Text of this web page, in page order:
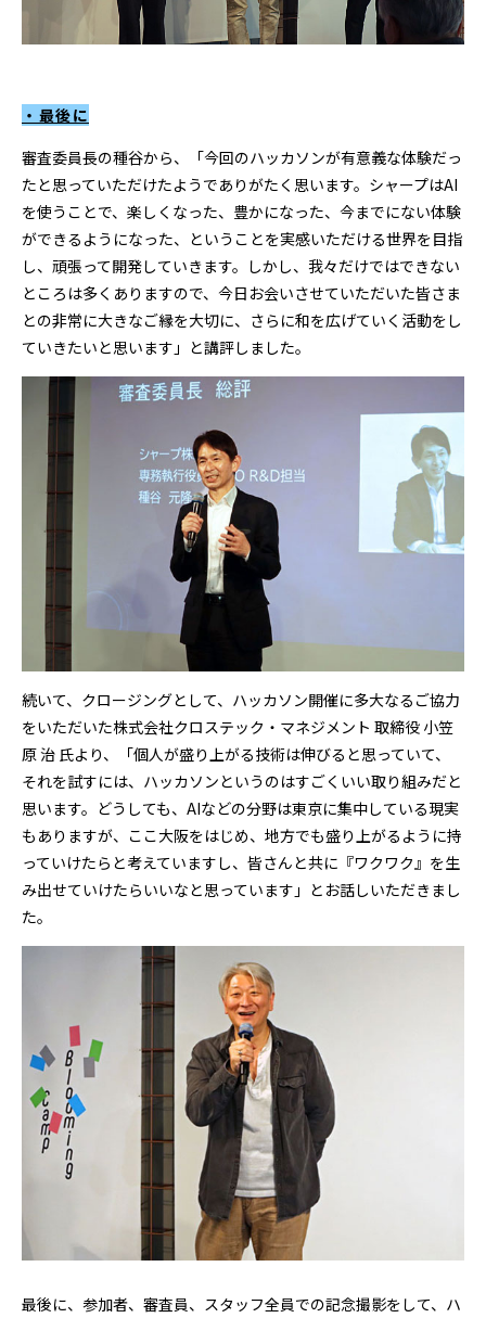
・最後に
審査委員長の種谷から、「今回のハッカソンが有意義な体験だっ
たと思っていただけたようでありがたく思います。シャープはAI
を使うことで、楽しくなった、豊かになった、今までにない体験
ができるようになった、ということを実感いただける世界を目指
し、頑張って開発していきます。しかし、我々だけではできない
ところは多くありますので、今日お会いさせていただいた皆さま
との非常に大きなご縁を大切に、さらに和を広げていく活動をし
ていきたいと思います」と講評しました。
続いて、クロージングとして、ハッカソン開催に多大なるご協力
をいただいた株式会社クロステック・マネジメント 取締役 小笠
原 治 氏より、「個人が盛り上がる技術は伸びると思っていて、
それを試すには、ハッカソンというのはすごくいい取り組みだと
思います。どうしても、AIなどの分野は東京に集中している現実
もありますが、ここ大阪をはじめ、地方でも盛り上がるように持
っていけたらと考えていますし、皆さんと共に『ワクワク』を生
み出せていけたらいいなと思っています」とお話しいただきまし
た。
最後に、参加者、審査員、スタッフ全員での記念撮影をして、ハ